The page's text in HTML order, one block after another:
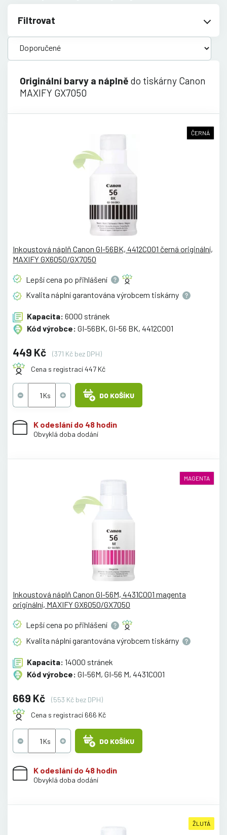
Filtrovat
Originální barvy a náplně do tiskárny Canon
MAXIFY GX7050
ČERNÁ
Inkoustová náplň Canon GI-56BK, 4412C001 černá originální,
MAXIFY GX6050/GX7050
Lepší cena po přihlášení
Kvalita náplní garantována výrobcem tiskárny
Kapacita: 6000 stránek
Kód výrobce: GI-56BK, GI-56 BK, 4412C001
449 Kč
(371 Kč bez DPH)
Cena s registrací 447 Kč
DO KOŠÍKU
K odeslání do 48 hodin
Obvyklá doba dodání
MAGENTA
Inkoustová náplň Canon GI-56M, 4431C001 magenta
originální, MAXIFY GX6050/GX7050
Lepší cena po přihlášení
Kvalita náplní garantována výrobcem tiskárny
Kapacita: 14000 stránek
Kód výrobce: GI-56M, GI-56 M, 4431C001
669 Kč
(553 Kč bez DPH)
Cena s registrací 666 Kč
DO KOŠÍKU
K odeslání do 48 hodin
Obvyklá doba dodání
ŽLUTÁ